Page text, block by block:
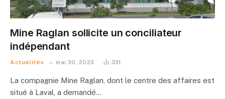
Mine Raglan sollicite un conciliateur
indépendant
Actualités mai 30, 2023 331
La compagnie Mine Raglan, dont le centre des affaires est
situé à Laval, a demandé…